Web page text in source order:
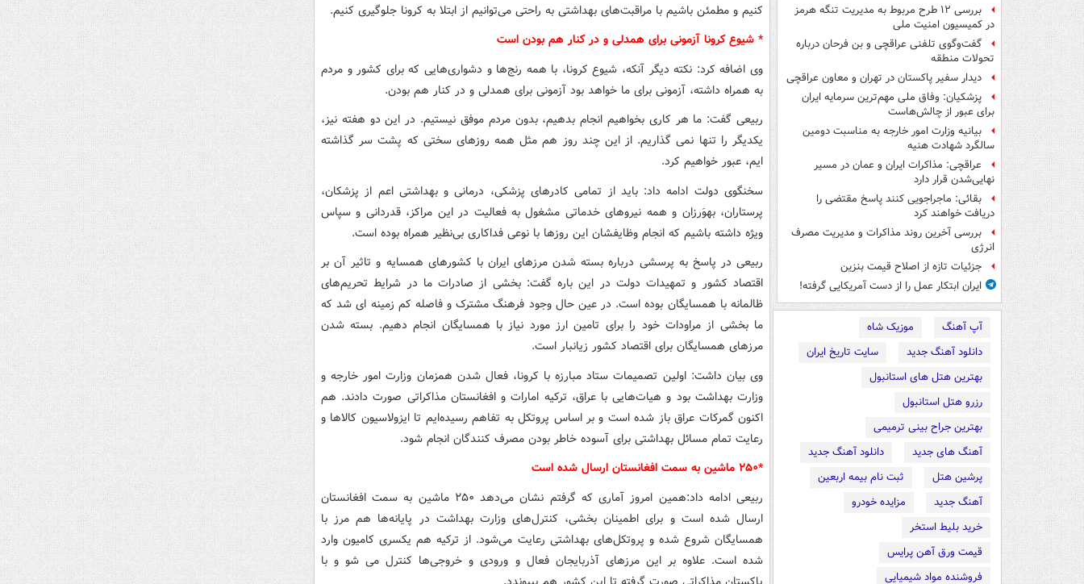
بررسی ۱۲ طرح مربوط به مدیریت تنگه هرمز
در کمیسیون امنیت ملی
گفت‌وگوی تلفنی عراقچی و بن فرحان درباره
تحولات منطقه
دیدار سفیر پاکستان در تهران و معاون عراقچی
پزشکیان: وفاق ملی مهم‌ترین سرمایه ایران
برای عبور از چالش‌هاست
بیانیه وزارت امور خارجه به مناسبت دومین
سالگرد شهادت هنیه
عراقچی: مذاکرات ایران و عمان در مسیر
نهایی‌شدن قرار دارد
بقائی: ماجراجویی کنند پاسخ مقتضی را
دریافت خواهند کرد
بررسی آخرین روند مذاکرات و مدیریت مصرف
انرژی
جزئیات تازه از اصلاح قیمت بنزین
ایران ابتکار عمل را از دست آمریکایی‌ گرفته!
آپ آهنگ
موزیک شاه
دانلود آهنگ جدید
سایت تاریخ ایران
بهترین هتل های استانبول
رزرو هتل استانبول
بهترین جراح بینی ترمیمی
آهنگ های جدید
دانلود آهنگ جدید
پرشین هتل
ثبت نام بیمه اربعین
آهنگ جدید
مزایده خودرو
خرید بلیط استخر
قیمت ورق آهن پرایس
فروشنده مواد شیمیایی
کنیم و مطمئن باشیم با مراقبت‌های بهداشتی به راحتی می‌توانیم از ابتلا به کرونا جلوگیری کنیم.
* شیوع کرونا آزمونی برای همدلی و در کنار هم بودن است
وی اضافه کرد: نکته دیگر آنکه، شیوع کرونا، با همه رنج‌ها و دشواری‌هایی که برای کشور و مردم
به همراه داشته، آزمونی برای ما خواهد بود آزمونی برای همدلی و در کنار هم بودن.‌
ربیعی گفت: ما هر کاری بخواهیم انجام بدهیم، بدون مردم موفق نیستیم. در این دو هفته نیز،
یکدیگر را تنها نمی گذاریم. از این چند روز هم مثل همه روزهای سختی که پشت سر گذاشته
ایم، عبور خواهیم کرد.
سخنگوی دولت ادامه داد: باید از تمامی کادرهای پزشکی، درمانی و بهداشتی اعم از پزشکان،
پرستاران، بهوَرزان و همه نیروهای خدماتی مشغول به فعالیت در این مراکز، قدردانی و سپاس
ویژه داشته باشیم که انجام وظایفشان این روزها با نوعی فداکاری بی‌نظیر همراه بوده است.
ربیعی در پاسخ به پرسشی درباره بسته شدن مرزهای ایران با کشورهای همسایه و تاثیر آن بر
اقتصاد کشور و تمهیدات دولت در این باره گفت: بخشی از صادرات ما در شرایط تحریم‌های
ظالمانه با همسایگان بوده است. در عین حال وجود فرهنگ مشترک و فاصله کم زمینه ای شد که
ما بخشی از مراودات خود را برای تامین ارز مورد نیاز با همسایگان انجام دهیم. بسته شدن
مرزهای همسایگان برای اقتصاد کشور زیانبار است.
وی بیان داشت: اولین تصمیمات ستاد مبارزه با کرونا، فعال شدن همزمان وزارت امور خارجه و
وزارت بهداشت بود و هیات‌هایی با عراق، ترکیه امارات و افغانستان مذاکراتی صورت دادند. هم
اکنون گمرکات عراق باز شده است و بر اساس پروتکل به تفاهم رسیده‌ایم تا ایزولاسیون کالاها و
رعایت تمام مسائل بهداشتی برای آسوده خاطر بودن مصرف کنندگان انجام شود.
*۲۵۰ ماشین به سمت افغانستان ارسال شده است
ربیعی ادامه داد:همین امروز آماری که گرفتم نشان می‌دهد ۲۵۰ ماشین به سمت افغانستان
ارسال شده است و برای اطمینان بخشی، کنترل‌های وزارت بهداشت در پایانه‌ها هم مرز با
همسایگان شروع شده و پروتکل‌های بهداشتی رعایت می‌شود. از ترکیه هم یکسری کامیون وارد
شده است. علاوه بر این مرزهای آذربایجان فعال و ورودی و خروجی‌ها کنترل می شو و با